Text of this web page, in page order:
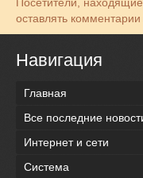
оставлять
Навигация
Главная
Все последние
Интернет и сети
Система